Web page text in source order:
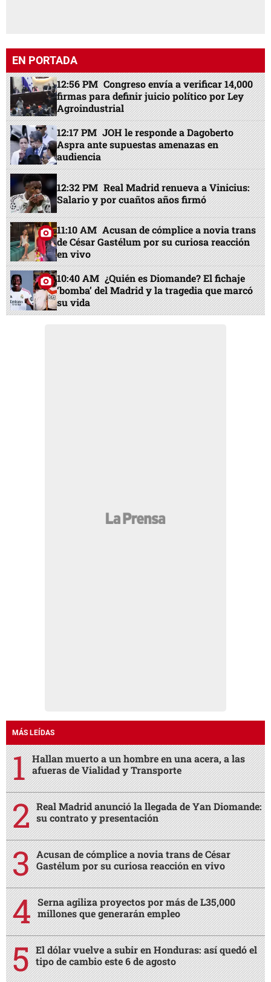
EN PORTADA
12:56 PM Congreso envía a verificar 14,000
firmas para definir juicio político por Ley
Agroindustrial
12:17 PM JOH le responde a Dagoberto
Aspra ante supuestas amenazas en
audiencia
12:32 PM Real Madrid renueva a Vinicius:
Salario y por cuañtos años firmó
11:10 AM Acusan de cómplice a novia trans
de César Gastélum por su curiosa reacción
en vivo
10:40 AM ¿Quién es Diomande? El fichaje
‘bomba’ del Madrid y la tragedia que marcó
su vida
MÁS LEÍDAS
Hallan muerto a un hombre en una acera, a las
afueras de Vialidad y Transporte
Real Madrid anunció la llegada de Yan Diomande:
su contrato y presentación
Acusan de cómplice a novia trans de César
Gastélum por su curiosa reacción en vivo
Serna agiliza proyectos por más de L35,000
millones que generarán empleo
El dólar vuelve a subir en Honduras: así quedó el
tipo de cambio este 6 de agosto